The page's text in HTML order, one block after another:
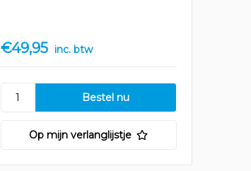
€49,95 inc. btw
Op mijn verlanglijstje